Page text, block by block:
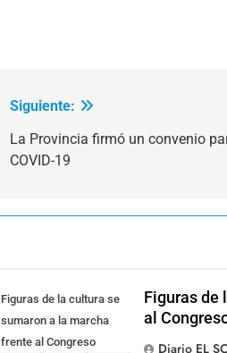
Siguiente:
La Provincia firmó un convenio
COVID-19
Figuras de la cultura se
sumaron a la marcha
frente al Congreso
Figuras de
al
Diario EL